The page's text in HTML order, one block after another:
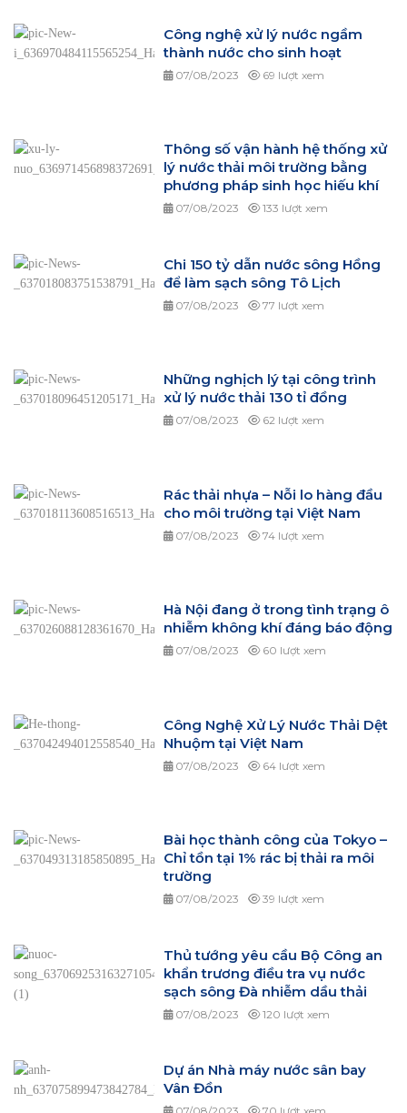
Công nghệ xử lý nước ngầm
thành nước cho sinh hoạt
07/08/2023 69 lượt xem
Thông số vận hành hệ thống xử
lý nước thải môi trường bằng
phương pháp sinh học hiếu khí
07/08/2023 133 lượt xem
Chi 150 tỷ dẫn nước sông Hồng
để làm sạch sông Tô Lịch
07/08/2023 77 lượt xem
Những nghịch lý tại công trình
xử lý nước thải 130 tỉ đồng
07/08/2023 62 lượt xem
Rác thải nhựa – Nỗi lo hàng đầu
cho môi trường tại Việt Nam
07/08/2023 74 lượt xem
Hà Nội đang ở trong tình trạng ô
nhiễm không khí đáng báo động
07/08/2023 60 lượt xem
Công Nghệ Xử Lý Nước Thải Dệt
Nhuộm tại Việt Nam
07/08/2023 64 lượt xem
Bài học thành công của Tokyo –
Chỉ tồn tại 1% rác bị thải ra môi
trường
07/08/2023 39 lượt xem
Thủ tướng yêu cầu Bộ Công an
khẩn trương điều tra vụ nước
sạch sông Đà nhiễm dầu thải
07/08/2023 120 lượt xem
Dự án Nhà máy nước sân bay
Vân Đồn